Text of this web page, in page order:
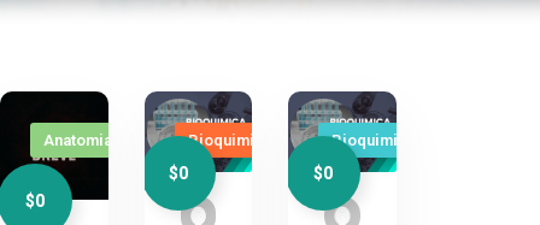
Anatomia
$0
Bioquimica
$0
Bioquimica
$0